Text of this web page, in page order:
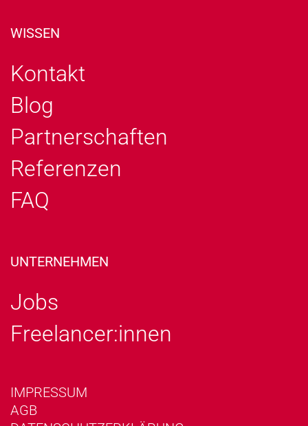
WISSEN
Kontakt
Blog
Partnerschaften
Referenzen
FAQ
UNTERNEHMEN
Jobs
Freelancer:innen
IMPRESSUM
AGB